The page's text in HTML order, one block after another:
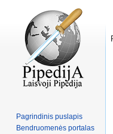
Pagrindinis puslapis
Bendruomenės portalas